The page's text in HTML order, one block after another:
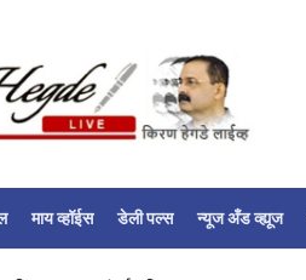
माय व्हॉईस डेली पल्स न्यूज अँड व्ह्यूज